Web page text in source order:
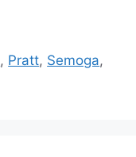
, Pratt, Semoga,